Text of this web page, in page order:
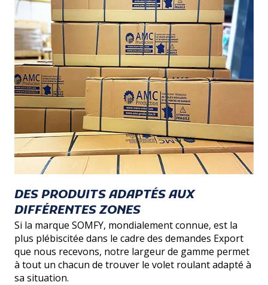
DES PRODUITS ADAPTÉS AUX
DIFFÉRENTES ZONES
Si la marque SOMFY, mondialement connue, est la
plus plébiscitée dans le cadre des demandes Export
que nous recevons, notre largeur de gamme permet
à tout un chacun de trouver le volet roulant adapté à
sa situation.